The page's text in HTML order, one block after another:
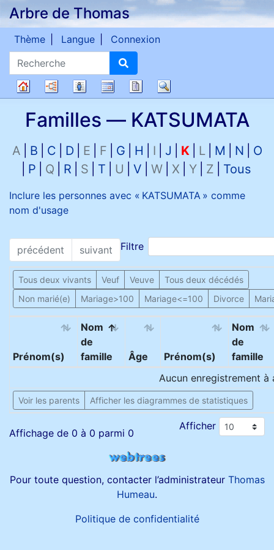
Passer au contenu
Arbre de Thomas
Recherche
Thème Langue Connexion
généalogique
Diagrammes
Listes CalendrierRapports
Familles — KATSUMATA
A B C D E F G H I J K L M N
O
P
Q R S T U V W X Y Z Tous
Inclure les personnes avec « KATSUMATA » comme
nom d'usage
précédent suivant Filtre
Tous deux vivants Veuf Veuve
Tous deux décédés
Non marié(e)
Mariage>100 Mariage<=100 Divorce
Prénom(s)
Nom
de
famille
Âge Prénom(s)
Nom
de
famille
Aucun enregistrement à
Voir les parents Afficher les diagrammes de statistiques
Affichage de 0 à 0 parmi 0
Afficher
Pour toute question, contacter l’administrateur Thomas
Humeau.
Politique de confidentialité